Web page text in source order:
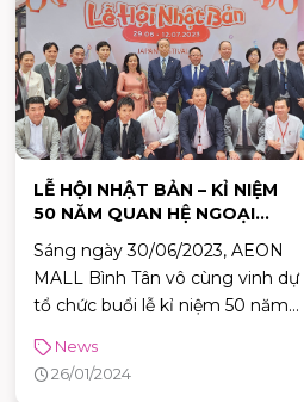
LỄ HỘI NHẬT BẢN – KỈ NIỆM
50 NĂM QUAN HỆ NGOẠI
Sáng ngày 30/06/2023, AEON
MALL Bình Tân vô cùng vinh dự
tổ chức buổi lễ kỉ niệm 50 năm
Nhật Bản (1973 – 2023) trong
khuôn khổ sự kiện Lễ Hội Nhật
News
26/01/2024